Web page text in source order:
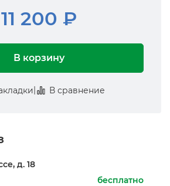
11 200 ₽
В корзину
| В сравнение
д. 18
бесплатно